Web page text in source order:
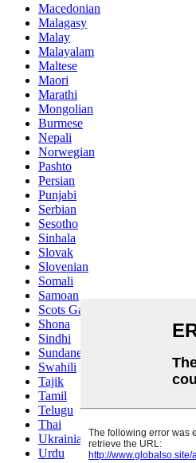
Macedonian
Malagasy
Malay
Malayalam
Maltese
Maori
Marathi
Mongolian
Burmese
Nepali
Norwegian
Pashto
Persian
Punjabi
Serbian
Sesotho
Sinhala
Slovak
Slovenian
Somali
Samoan
Scots Gaelic
Shona
Sindhi
Sundanese
Swahili
Tajik
Tamil
Telugu
Thai
Ukrainian
Urdu